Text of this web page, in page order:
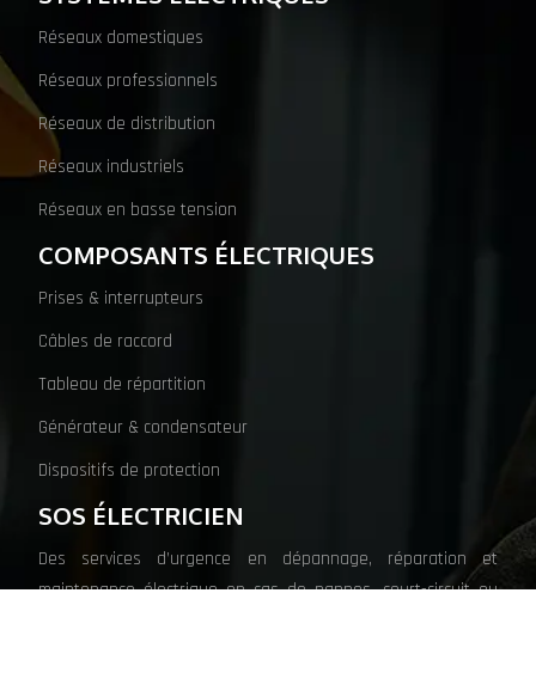
Réseaux domestiques
Réseaux professionnels
Réseaux de distribution
Réseaux industriels
Réseaux en basse tension
COMPOSANTS ÉLECTRIQUES
Prises & interrupteurs
Câbles de raccord
Tableau de répartition
Générateur & condensateur
Dispositifs de protection
SOS ÉLECTRICIEN
Des services d’urgence en dépannage, réparation et
maintenance électrique en cas de pannes, court-circuit ou